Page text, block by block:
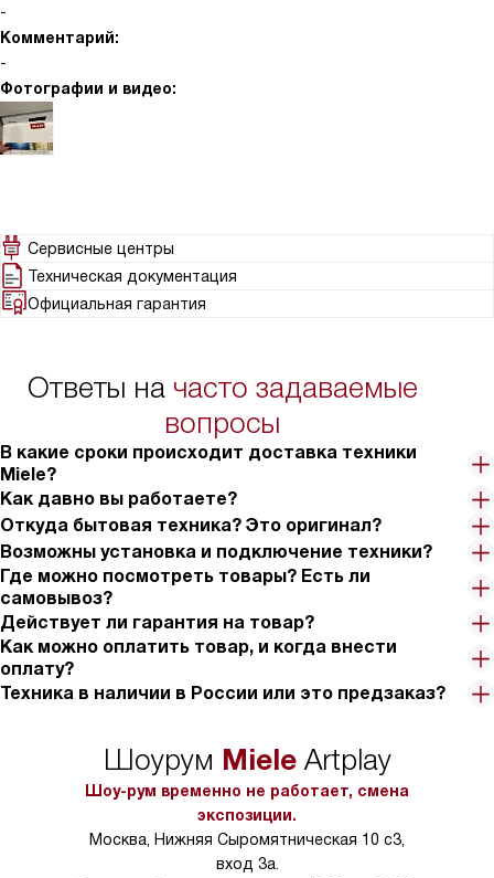
-
Комментарий:
-
Фотографии и видео:
Сервисные центры
Техническая документация
Официальная гарантия
Ответы на часто задаваемые
вопросы
В какие сроки происходит доставка техники
Miele?
Как давно вы работаете?
Откуда бытовая техника? Это оригинал?
Возможны установка и подключение техники?
Где можно посмотреть товары? Есть ли
самовывоз?
Действует ли гарантия на товар?
Как можно оплатить товар, и когда внести
оплату?
Техника в наличии в России или это предзаказ?
Шоурум MieleArtplay
Шоу-рум временно не работает, смена
экспозиции.
Москва, Нижняя Сыромятническая 10 с3,
вход 3а.